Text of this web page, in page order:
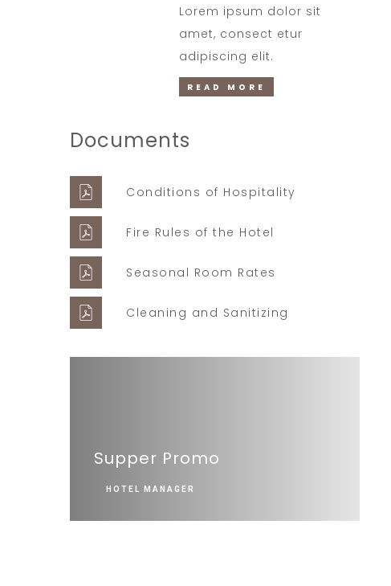
Lorem ipsum dolor sit
amet, consect etur
adipiscing elit.
READ MORE
Documents
Conditions of Hospitality
Fire Rules of the Hotel
Seasonal Room Rates
Cleaning and Sanitizing
Supper Promo
HOTEL MANAGER